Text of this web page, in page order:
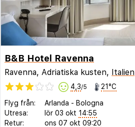
B&B Hotel Ravenna
Ravenna, Adriatiska kusten, Italien
4,3/5 21°C
Flyg från: Arlanda - Bologna
Utresa:
lör 03 okt 14:55
Retur:
ons 07 okt 09:20